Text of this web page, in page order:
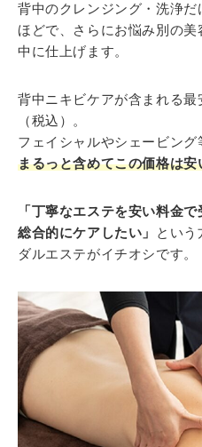
背中のクレンジング・洗浄
ほどで、さらにお悩み別の
中に仕上げます。
背中ニキビケアが含まれる最
（税込）。
フェイシャルやシェービング
まるっと含めてこの価格は安
「丁寧なエステを安い料金
総合的にケアしたい」
という
ダルエステがイチオシです。